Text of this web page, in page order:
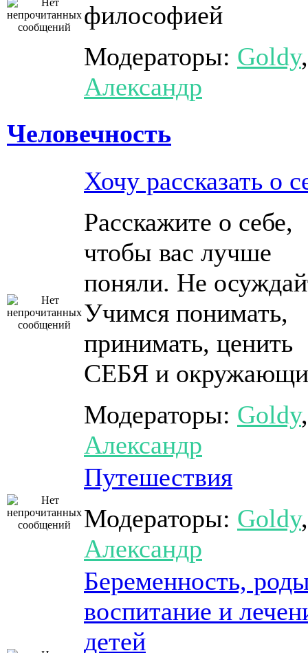
философией
Модераторы: Goldy,
Александр
Человечность
Хочу рассказать о
Расскажите о себе,
чтобы вас лучше
поняли. Не
Учимся понимать,
принимать, ценить
СЕБЯ и
Модераторы: Goldy,
Александр
Путешествия
Модераторы: Goldy,
Александр
Беременность,
воспитание и
детей